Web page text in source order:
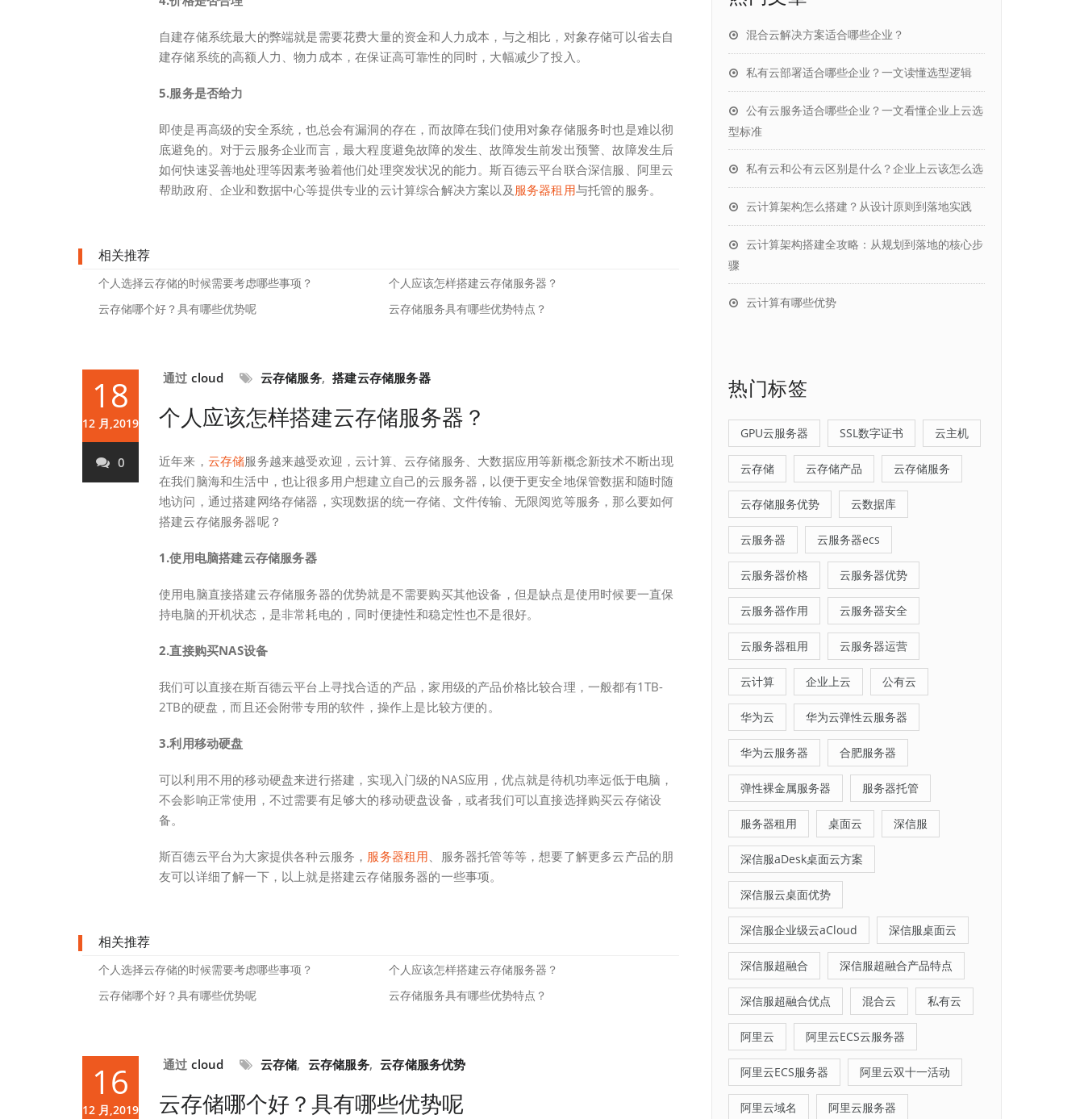
自建存储系统最大的弊端就是需要花费大量的资金和人力成本，与之相比，对象存储可以省去自
建存储系统的高额人力、物力成本，在保证高可靠性的同时，大幅减少了投入。
5.服务是否给力
即使是再高级的安全系统，也总会有漏洞的存在，而故障在我们使用对象存储服务时也是难以彻
底避免的。对于云服务企业而言，最大程度避免故障的发生、故障发生前发出预警、故障发生后
如何快速妥善地处理等因素考验着他们处理突发状况的能力。斯百德云平台联合深信服、阿里云
帮助政府、企业和数据中心等提供专业的云计算综合解决方案以及 服务器租用与托管的服务。
相关推荐
个人选择云存储的时候需要考虑哪些事项？
个人应该怎样搭建云存储服务器？
云存储哪个好？具有哪些优势呢
云存储服务具有哪些优势特点？
18
12 月,2019
0
通过 cloud 云存储服务, 搭建云存储服务器
个人应该怎样搭建云存储服务器？
近年来， 云存储服务越来越受欢迎，云计算、云存储服务、大数据应用等新概念新技术不断出现
在我们脑海和生活中，也让很多用户想建立自己的云服务器，以便于更安全地保管数据和随时随
地访问，通过搭建网络存储器，实现数据的统一存储、文件传输、无限阅览等服务，那么要如何
搭建云存储服务器呢？
1.使用电脑搭建云存储服务器
使用电脑直接搭建云存储服务器的优势就是不需要购买其他设备，但是缺点是使用时候要一直保
持电脑的开机状态，是非常耗电的，同时便捷性和稳定性也不是很好。
2.直接购买NAS设备
我们可以直接在斯百德云平台上寻找合适的产品，家用级的产品价格比较合理，一般都有1TB-
2TB的硬盘，而且还会附带专用的软件，操作上是比较方便的。
3.利用移动硬盘
可以利用不用的移动硬盘来进行搭建，实现入门级的NAS应用，优点就是待机功率远低于电脑，
不会影响正常使用，不过需要有足够大的移动硬盘设备，或者我们可以直接选择购买云存储设
备。
斯百德云平台为大家提供各种云服务， 服务器租用、服务器托管等等，想要了解更多云产品的朋
友可以详细了解一下，以上就是搭建云存储服务器的一些事项。
相关推荐
个人选择云存储的时候需要考虑哪些事项？
个人应该怎样搭建云存储服务器？
云存储哪个好？具有哪些优势呢
云存储服务具有哪些优势特点？
16
12 月,2019
通过 cloud 云存储, 云存储服务, 云存储服务优势
云存储哪个好？具有哪些优势呢
混合云解决方案适合哪些企业？
私有云部署适合哪些企业？一文读懂选型逻辑
公有云服务适合哪些企业？一文看懂企业上云选
型标准
私有云和公有云区别是什么？企业上云该怎么选
云计算架构怎么搭建？从设计原则到落地实践
云计算架构搭建全攻略：从规划到落地的核心步
骤
云计算有哪些优势
热门标签
GPU云服务器 SSL数字证书 云主机
云存储 云存储产品 云存储服务
云存储服务优势 云数据库
云服务器 云服务器ecs
云服务器价格 云服务器优势
云服务器作用 云服务器安全
云服务器租用 云服务器运营
云计算 企业上云 公有云
华为云 华为云弹性云服务器
华为云服务器 合肥服务器
弹性裸金属服务器 服务器托管
服务器租用 桌面云 深信服
深信服aDesk桌面云方案
深信服云桌面优势
深信服企业级云aCloud 深信服桌面云
深信服超融合 深信服超融合产品特点
深信服超融合优点 混合云 私有云
阿里云 阿里云ECS云服务器
阿里云ECS服务器 阿里云双十一活动
阿里云域名 阿里云服务器